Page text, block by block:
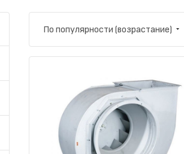
По популярности (возрастание)